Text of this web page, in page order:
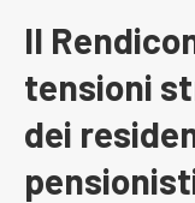
Il
tensioni
dei